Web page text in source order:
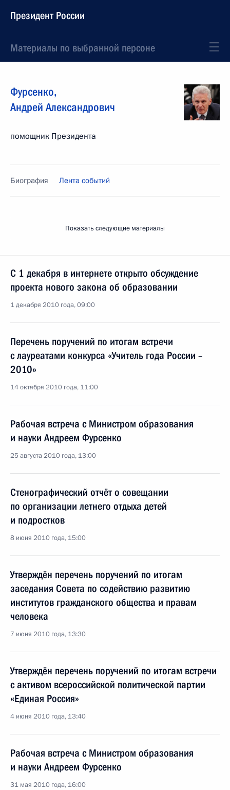
Президент России
Материалы по выбранной персоне
Фурсенко,
Андрей Александрович
помощник Президента
Биография Лента событий
Показать следующие материалы
С 1 декабря в интернете открыто обсуждение
проекта нового закона об образовании
1 декабря 2010 года, 09:00
Перечень поручений по итогам встречи
с лауреатами конкурса «Учитель года России –
2010»
14 октября 2010 года, 11:00
Рабочая встреча с Министром образования
и науки Андреем Фурсенко
25 августа 2010 года, 13:00
Стенографический отчёт о совещании
по организации летнего отдыха детей
и подростков
8 июня 2010 года, 15:00
Утверждён перечень поручений по итогам
заседания Совета по содействию развитию
институтов гражданского общества и правам
человека
7 июня 2010 года, 13:30
Утверждён перечень поручений по итогам встречи
с активом всероссийской политической партии
«Единая Россия»
4 июня 2010 года, 13:40
Рабочая встреча с Министром образования
и науки Андреем Фурсенко
31 мая 2010 года, 16:00